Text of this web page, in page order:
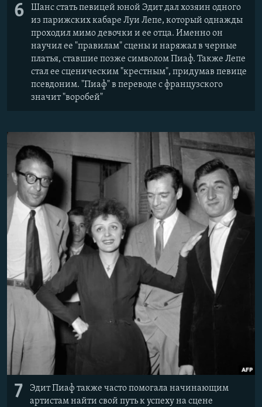
6
Шанс стать певицей юной Эдит дал хозяин одного
из парижских кабаре Луи Лепе, который однажды
проходил мимо девочки и ее отца. Именно он
научил ее "правилам" сцены и наряжал в черные
платья, ставшие позже символом Пиаф. Также Лепе
стал ее сценическим "крестным", придумав певице
псевдоним. "Пиаф" в переводе с французского
значит "воробей"
7
Эдит Пиаф также часто помогала начинающим
артистам найти свой путь к успеху на сцене